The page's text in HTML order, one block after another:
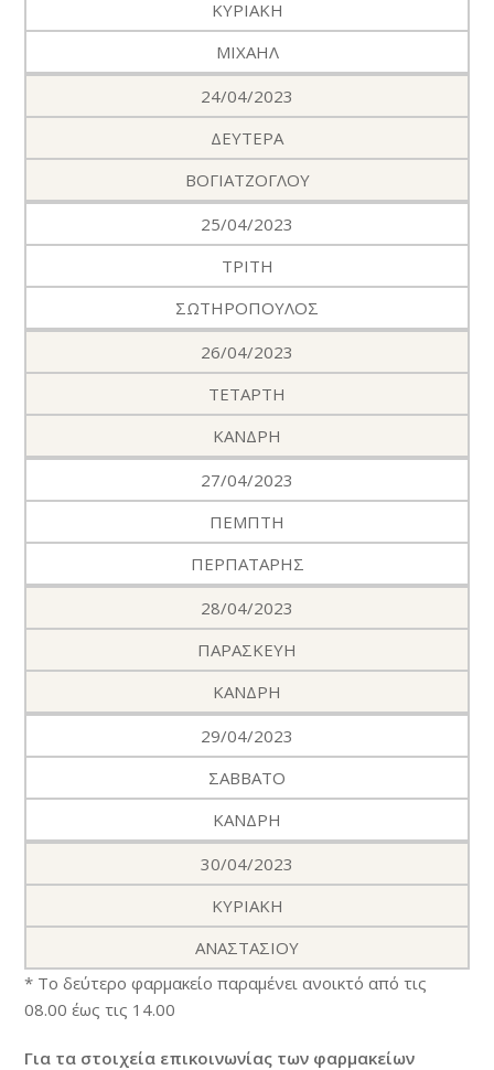
ΚΥΡΙΑΚΗ
ΜΙΧΑΗΛ
24/04/2023
ΔΕΥΤΕΡΑ
ΒΟΓΙΑΤΖΟΓΛΟΥ
25/04/2023
ΤΡΙΤΗ
ΣΩΤΗΡΟΠΟΥΛΟΣ
26/04/2023
ΤΕΤΑΡΤΗ
ΚΑΝΔΡΗ
27/04/2023
ΠΕΜΠΤΗ
ΠΕΡΠΑΤΑΡΗΣ
28/04/2023
ΠΑΡΑΣΚΕΥΗ
ΚΑΝΔΡΗ
29/04/2023
ΣΑΒΒΑΤΟ
ΚΑΝΔΡΗ
30/04/2023
ΚΥΡΙΑΚΗ
ΑΝΑΣΤΑΣΙΟΥ
* Το δεύτερο φαρμακείο παραμένει ανοικτό από τις
08.00 έως τις 14.00
Για τα στοιχεία επικοινωνίας των φαρμακείων